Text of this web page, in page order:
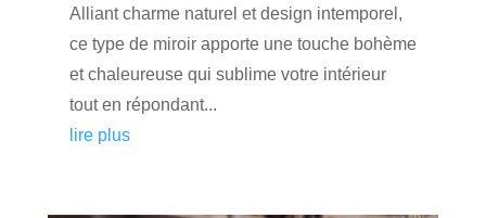
Alliant charme naturel et design intemporel,
ce type de miroir apporte une touche bohème
et chaleureuse qui sublime votre intérieur
tout en répondant...
lire plus